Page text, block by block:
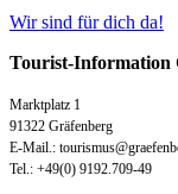
Wir sind für dich da!
Tourist-Information
Marktplatz 1
91322 Gräfenberg
E-Mail.:
Tel.: +49(0) 9192.709-49